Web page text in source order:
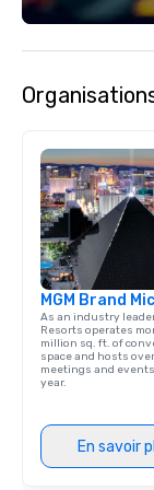
MGM Brand
As an industry
Resorts operates
million sq. ft. of
space and hosts
meetings and
year.
En savoir